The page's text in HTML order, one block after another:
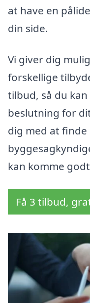
at have en
din side.
Vi giver dig
forskellige
tilbud, så du
beslutning for
dig med at
kan komme
Få 3 tilbud,